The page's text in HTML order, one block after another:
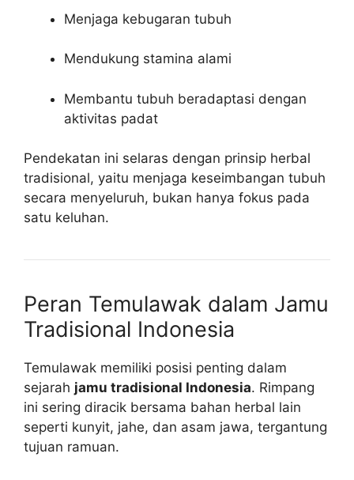
Menjaga kebugaran tubuh
Mendukung stamina alami
Membantu tubuh beradaptasi dengan
aktivitas padat
Pendekatan ini selaras dengan prinsip herbal
tradisional, yaitu menjaga keseimbangan tubuh
secara menyeluruh, bukan hanya fokus pada
satu keluhan.
Peran Temulawak dalam Jamu
Tradisional Indonesia
Temulawak memiliki posisi penting dalam
sejarah jamu tradisional Indonesia. Rimpang
ini sering diracik bersama bahan herbal lain
seperti kunyit, jahe, dan asam jawa, tergantung
tujuan ramuan.